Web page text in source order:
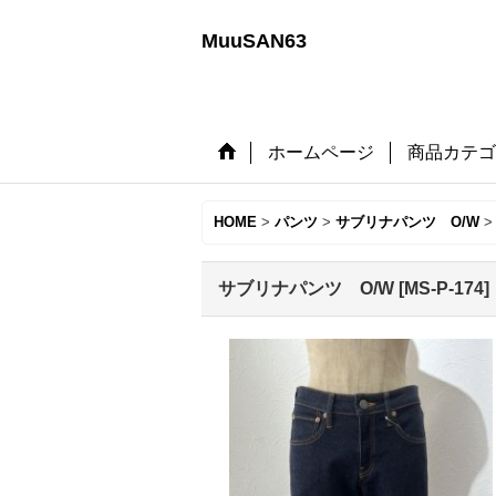
MuuSAN63
ホームページ 商品カテ
HOME > パンツ > サブリナパンツ O/W >
サブリナパンツ O/W [MS-P-174]